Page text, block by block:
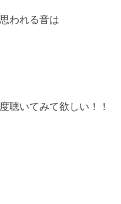
われる音は
聴いてみて欲しい！！